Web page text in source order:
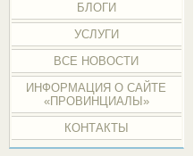
БЛОГИ
УСЛУГИ
ВСЕ НОВОСТИ
ИНФОРМАЦИЯ О САЙТЕ
«ПРОВИНЦИАЛЫ»
КОНТАКТЫ